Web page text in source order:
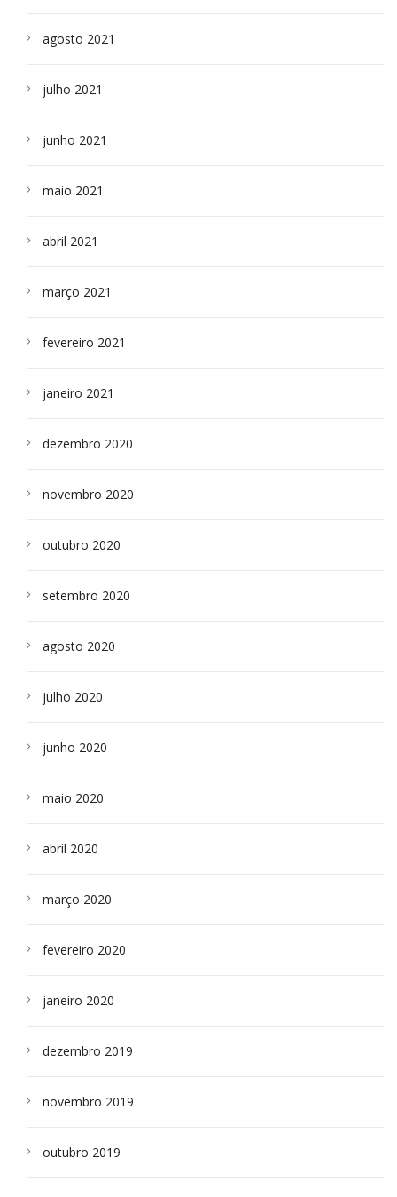
agosto 2021
julho 2021
junho 2021
maio 2021
abril 2021
março 2021
fevereiro 2021
janeiro 2021
dezembro 2020
novembro 2020
outubro 2020
setembro 2020
agosto 2020
julho 2020
junho 2020
maio 2020
abril 2020
março 2020
fevereiro 2020
janeiro 2020
dezembro 2019
novembro 2019
outubro 2019